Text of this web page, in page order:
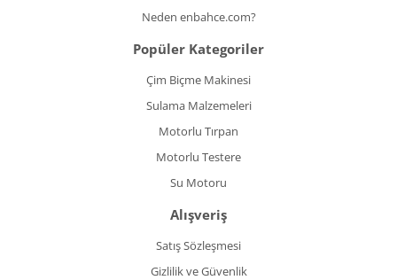
Neden enbahce.com?
Popüler Kategoriler
Çim Biçme Makinesi
Sulama Malzemeleri
Motorlu Tırpan
Motorlu Testere
Su Motoru
Alışveriş
Satış Sözleşmesi
Gizlilik ve Güvenlik